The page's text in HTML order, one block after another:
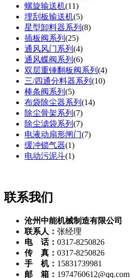
螺旋输送机(11)
埋刮板输送机(5)
星型卸料器系列 (8)
插板阀系列 (25)
通风风门系列 (4)
通风蝶阀系列 (6)
双层重锤翻板阀系列 (4)
三/四通分料器系列 (10)
棒条阀系列 (5)
布袋除尘器系列 (14)
除尘骨架系列 (7)
除尘滤袋系列 (7)
电液动扇形闸门(7)
缓冲锁气器(1)
电动污泥斗(1)
联系我们
沧州中能机械制造有限公司
联系人： 张经理
电 话： 0317-8250826
传 真： 0317-8250826
手 机： 15831739981
邮 箱： 1974760612@qq.com